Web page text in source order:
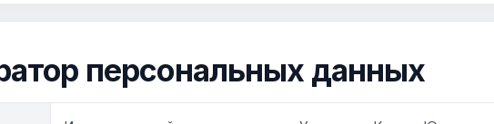
персональных данных